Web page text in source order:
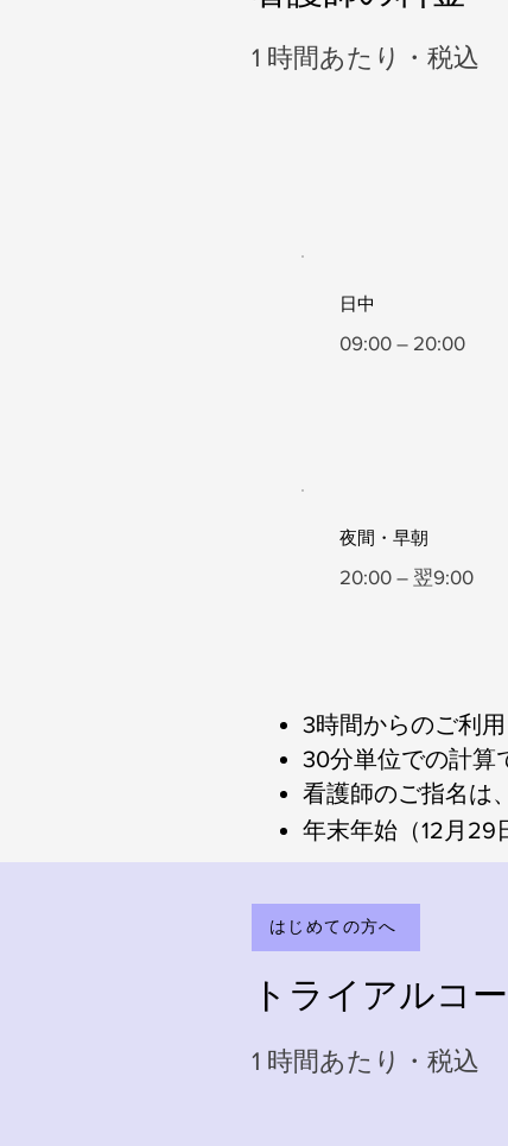
1 時間あたり・税込
日中
09:00 – 20:00
夜間・早朝
20:00 – 翌9:00
3時間からのご利
30分単位での計算
看護師のご指名は
年末年始（12月29
トライアルコ
1 時間あたり・税込
はじめての方へ